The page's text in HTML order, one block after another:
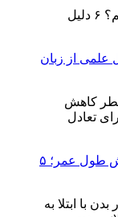
روز قهوه تلخ بنوشیم؟ ۶ دلیل علمی از زبان
مصرف بیش از حد پروتئین و خطر کاهش طول عمر؛ ۵